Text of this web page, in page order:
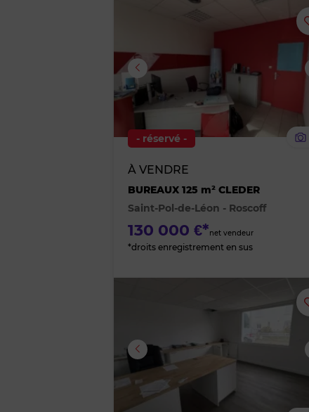
- réservé -
À VENDRE
BUREAUX 125 m² CLEDER
Saint-Pol-de-Léon - Roscoff
130 000 €*net vendeur
*droits enregistrement en sus